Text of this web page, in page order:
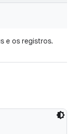
e os registros.